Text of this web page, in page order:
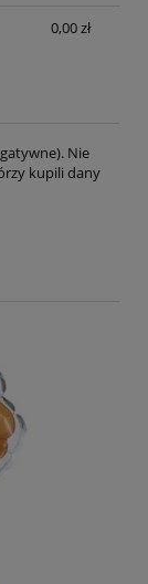
0,00 zł
Nie
kupili dany